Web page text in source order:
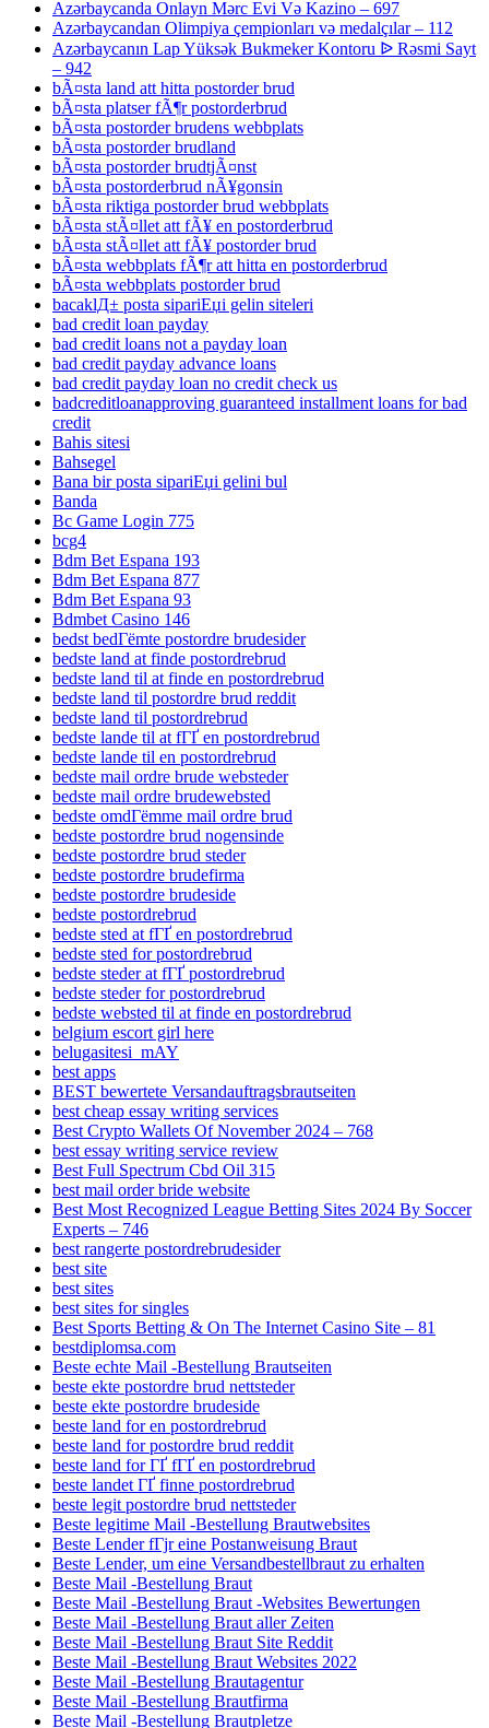
Azərbaycanda Onlayn Mərc Evi Və Kazino – 697
Azərbaycandan Olimpiya çempionları və medalçılar – 112
Azərbaycanın Lap Yüksək Bukmeker Kontoru ᐉ Rəsmi Sayt
– 942
bÃ¤sta land att hitta postorder brud
bÃ¤sta platser fÃ¶r postorderbrud
bÃ¤sta postorder brudens webbplats
bÃ¤sta postorder brudland
bÃ¤sta postorder brudtjÃ¤nst
bÃ¤sta postorderbrud nÃ¥gonsin
bÃ¤sta riktiga postorder brud webbplats
bÃ¤sta stÃ¤llet att fÃ¥ en postorderbrud
bÃ¤sta stÃ¤llet att fÃ¥ postorder brud
bÃ¤sta webbplats fÃ¶r att hitta en postorderbrud
bÃ¤sta webbplats postorder brud
bacaklД± posta sipariЕџi gelin siteleri
bad credit loan payday
bad credit loans not a payday loan
bad credit payday advance loans
bad credit payday loan no credit check us
badcreditloanapproving guaranteed installment loans for bad
credit
Bahis sitesi
Bahsegel
Bana bir posta sipariЕџi gelini bul
Banda
Bc Game Login 775
bcg4
Bdm Bet Espana 193
Bdm Bet Espana 877
Bdm Bet Espana 93
Bdmbet Casino 146
bedst bedГёmte postordre brudesider
bedste land at finde postordrebrud
bedste land til at finde en postordrebrud
bedste land til postordre brud reddit
bedste land til postordrebrud
bedste lande til at fГҐ en postordrebrud
bedste lande til en postordrebrud
bedste mail ordre brude websteder
bedste mail ordre brudewebsted
bedste omdГёmme mail ordre brud
bedste postordre brud nogensinde
bedste postordre brud steder
bedste postordre brudefirma
bedste postordre brudeside
bedste postordrebrud
bedste sted at fГҐ en postordrebrud
bedste sted for postordrebrud
bedste steder at fГҐ postordrebrud
bedste steder for postordrebrud
bedste websted til at finde en postordrebrud
belgium escort girl here
belugasitesi_mAY
best apps
BEST bewertete Versandauftragsbrautseiten
best cheap essay writing services
Best Crypto Wallets Of November 2024 – 768
best essay writing service review
Best Full Spectrum Cbd Oil 315
best mail order bride website
Best Most Recognized League Betting Sites 2024 By Soccer
Experts – 746
best rangerte postordrebrudesider
best site
best sites
best sites for singles
Best Sports Betting & On The Internet Casino Site – 81
bestdiplomsa.com
Beste echte Mail -Bestellung Brautseiten
beste ekte postordre brud nettsteder
beste ekte postordre brudeside
beste land for en postordrebrud
beste land for postordre brud reddit
beste land for ГҐ fГҐ en postordrebrud
beste landet ГҐ finne postordrebrud
beste legit postordre brud nettsteder
Beste legitime Mail -Bestellung Brautwebsites
Beste Lender fГјr eine Postanweisung Braut
Beste Lender, um eine Versandbestellbraut zu erhalten
Beste Mail -Bestellung Braut
Beste Mail -Bestellung Braut -Websites Bewertungen
Beste Mail -Bestellung Braut aller Zeiten
Beste Mail -Bestellung Braut Site Reddit
Beste Mail -Bestellung Braut Websites 2022
Beste Mail -Bestellung Brautagentur
Beste Mail -Bestellung Brautfirma
Beste Mail -Bestellung Brautpletze